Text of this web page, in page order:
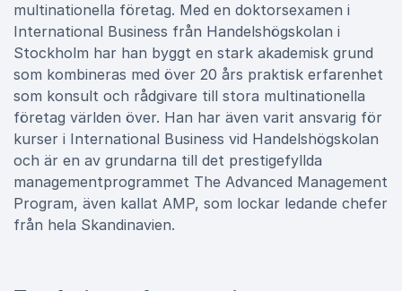
multinationella företag. Med en doktorsexamen i
International Business från Handelshögskolan i
Stockholm har han byggt en stark akademisk grund
som kombineras med över 20 års praktisk erfarenhet
som konsult och rådgivare till stora multinationella
företag världen över. Han har även varit ansvarig för
kurser i International Business vid Handelshögskolan
och är en av grundarna till det prestigefyllda
managementprogrammet The Advanced Management
Program, även kallat AMP, som lockar ledande chefer
från hela Skandinavien.